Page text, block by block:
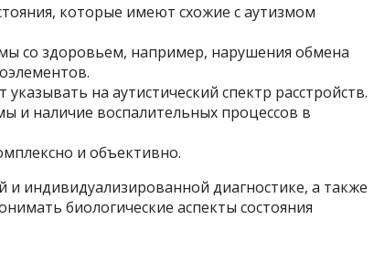
которые имеют схожие с аутизмом
со здоровьем, например, нарушения обмена
на аутистический спектр расстройств.
и наличие воспалительных процессов в
и объективно.
и индивидуализированной диагностике, а также
биологические аспекты состояния